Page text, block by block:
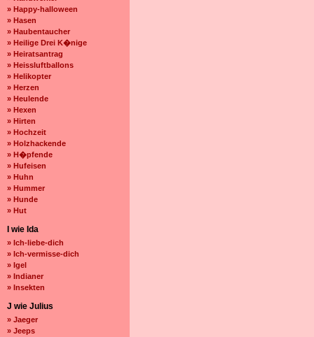
» Happy-halloween
» Hasen
» Haubentaucher
» Heilige Drei K�nige
» Heiratsantrag
» Heissluftballons
» Helikopter
» Herzen
» Heulende
» Hexen
» Hirten
» Hochzeit
» Holzhackende
» H�pfende
» Hufeisen
» Huhn
» Hummer
» Hunde
» Hut
I wie Ida
» Ich-liebe-dich
» Ich-vermisse-dich
» Igel
» Indianer
» Insekten
J wie Julius
» Jaeger
» Jeeps